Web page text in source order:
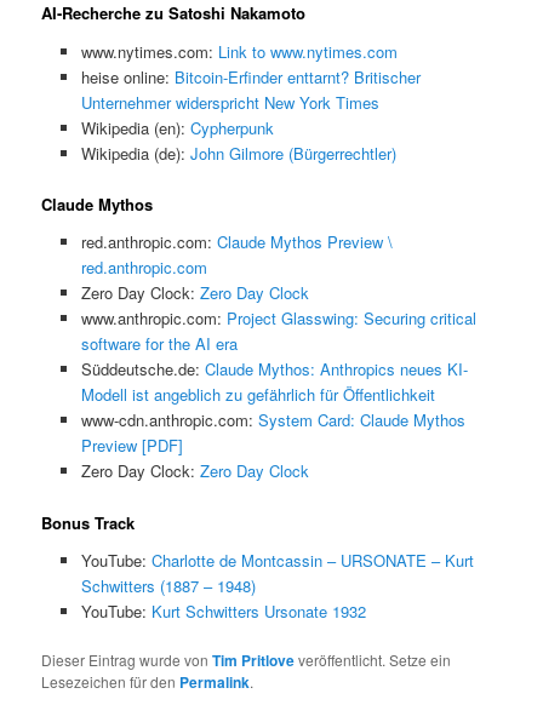
AI-Recherche zu Satoshi Nakamoto
www.nytimes.com: Link to www.nytimes.com
heise online: Bitcoin-Erfinder enttarnt? Britischer
Unternehmer widerspricht New York Times
Wikipedia (en): Cypherpunk
Wikipedia (de): John Gilmore (Bürgerrechtler)
Claude Mythos
red.anthropic.com: Claude Mythos Preview \
red.anthropic.com
Zero Day Clock: Zero Day Clock
www.anthropic.com: Project Glasswing: Securing critical
software for the AI era
Süddeutsche.de: Claude Mythos: Anthropics neues KI-
Modell ist angeblich zu gefährlich für Öffentlichkeit
www-cdn.anthropic.com: System Card: Claude Mythos
Preview [PDF]
Zero Day Clock: Zero Day Clock
Bonus Track
YouTube: Charlotte de Montcassin – URSONATE – Kurt
Schwitters (1887 – 1948)
YouTube: Kurt Schwitters Ursonate 1932
Dieser Eintrag wurde vonTim Pritloveveröffentlicht. Setze ein
Lesezeichen für den Permalink.